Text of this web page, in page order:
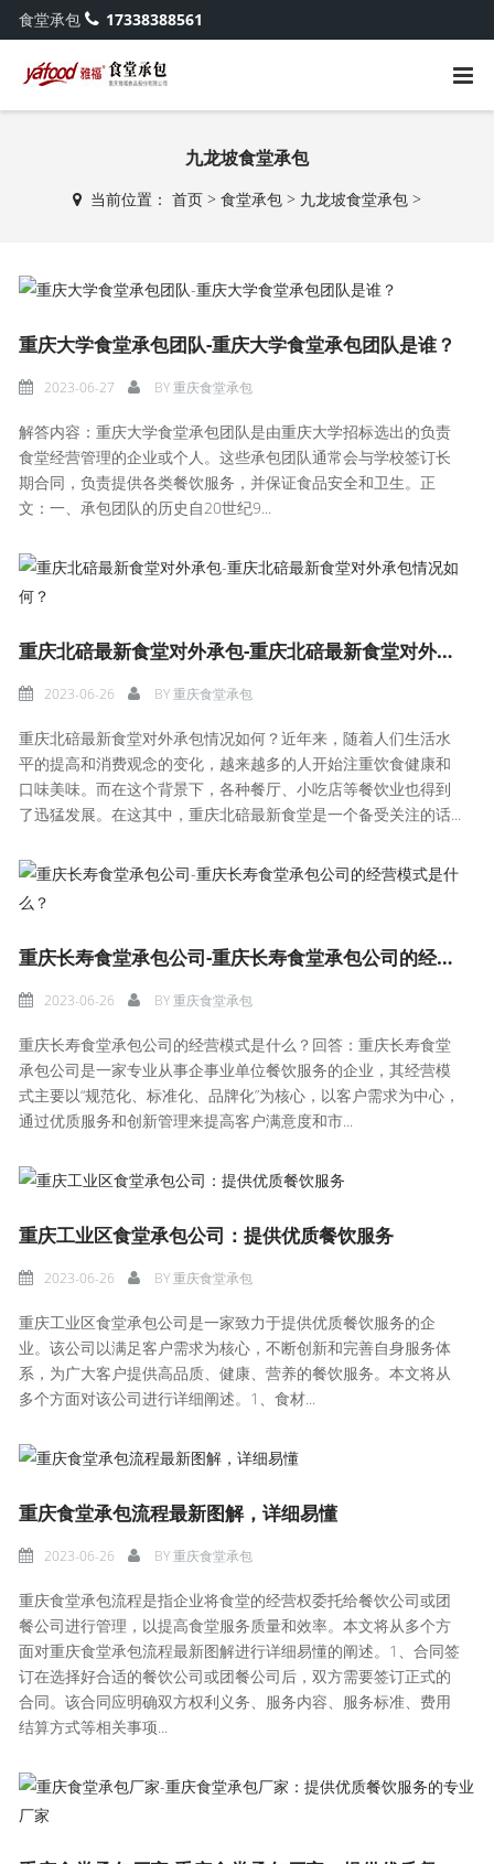
食堂承包 17338388561
九龙坡食堂承包
当前位置： 首页> 食堂承包> 九龙坡食堂承包>
重庆大学食堂承包团队-重庆大学食堂承包团队是谁？
2023-06-27 BY重庆食堂承包
解答内容：重庆大学食堂承包团队是由重庆大学招标选出的负责
食堂经营管理的企业或个人。这些承包团队通常会与学校签订长
期合同，负责提供各类餐饮服务，并保证食品安全和卫生。正
文：一、承包团队的历史自20世纪9...
重庆北碚最新食堂对外承包-重庆北碚最新食堂对外承包情况如何？
2023-06-26 BY重庆食堂承包
重庆北碚最新食堂对外承包情况如何？近年来，随着人们生活水
平的提高和消费观念的变化，越来越多的人开始注重饮食健康和
口味美味。而在这个背景下，各种餐厅、小吃店等餐饮业也得到
了迅猛发展。在这其中，重庆北碚最新食堂是一个备受关注的话...
重庆长寿食堂承包公司-重庆长寿食堂承包公司的经营模式是什么？
2023-06-26 BY重庆食堂承包
重庆长寿食堂承包公司的经营模式是什么？回答：重庆长寿食堂
承包公司是一家专业从事企事业单位餐饮服务的企业，其经营模
式主要以“规范化、标准化、品牌化”为核心，以客户需求为中心，
通过优质服务和创新管理来提高客户满意度和市...
重庆工业区食堂承包公司：提供优质餐饮服务
2023-06-26 BY重庆食堂承包
重庆工业区食堂承包公司是一家致力于提供优质餐饮服务的企
业。该公司以满足客户需求为核心，不断创新和完善自身服务体
系，为广大客户提供高品质、健康、营养的餐饮服务。本文将从
多个方面对该公司进行详细阐述。1、食材...
重庆食堂承包流程最新图解，详细易懂
2023-06-26 BY重庆食堂承包
重庆食堂承包流程是指企业将食堂的经营权委托给餐饮公司或团
餐公司进行管理，以提高食堂服务质量和效率。本文将从多个方
面对重庆食堂承包流程最新图解进行详细易懂的阐述。1、合同签
订在选择好合适的餐饮公司或团餐公司后，双方需要签订正式的
合同。该合同应明确双方权利义务、服务内容、服务标准、费用
结算方式等相关事项...